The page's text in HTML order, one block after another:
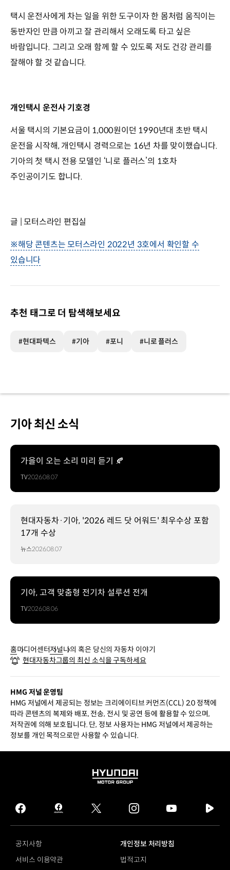
택시 운전사에게 차는 일을 위한 도구이자 한 몸처럼 움직이는
동반자인 만큼 아끼고 잘 관리해서 오래도록 타고 싶은
바람입니다. 그리고 오래 함께 할 수 있도록 저도 건강 관리를
잘해야 할 것 같습니다.
개인택시 운전사 기호경
서울 택시의 기본요금이 1,000원이던 1990년대 초반 택시
운전을 시작해, 개인택시 경력으로는 16년 차를 맞이했습니다.
기아의 첫 택시 전용 모델인 ‘니로 플러스’의 1호차
주인공이기도 합니다.
글 | 모터스라인 편집실
※해당 콘텐츠는 모터스라인 2022년 3호에서 확인할 수
있습니다
추천 태그로 더 탐색해보세요
#현대파텍스 #기아 #포니 #니로 플러스
기아 최신 소식
가을이 오는 소리 미리 듣기 🍂
TV2026.08.07
현대자동차·기아, '2026 레드 닷 어워드' 최우수상 포함
17개 수상
뉴스2026.08.07
기아, 고객 맞춤형 전기차 설루션 전개
TV2026.08.06
홈미디어센터저널나의 혹은 당신의 자동차 이야기
현대자동차그룹의 최신 소식을 구독하세요
HMG 저널 운영팀
HMG 저널에서 제공되는 정보는 크리에이티브 커먼즈(CCL) 2.0 정책에
따라 콘텐츠의 복제와 배포, 전송, 전시 및 공연 등에 활용할 수 있으며,
저작권에 의해 보호됩니다. 단, 정보 사용자는 HMG 저널에서 제공하는
정보를 개인 목적으로만 사용할 수 있습니다.
HYUNDAI
GROUP
facebook
hmg
journal
twitter instagram
tv
공지사항
개인정보 처리방침
서비스 이용약관
법적고지